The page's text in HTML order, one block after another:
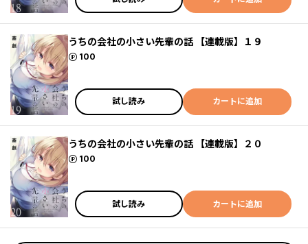
うちの会社の小さい先輩の話 【連載版】１９
100
ポイント
試し読み カートに追加
うちの会社の小さい先輩の話 【連載版】２０
100
ポイント
試し読み カートに追加